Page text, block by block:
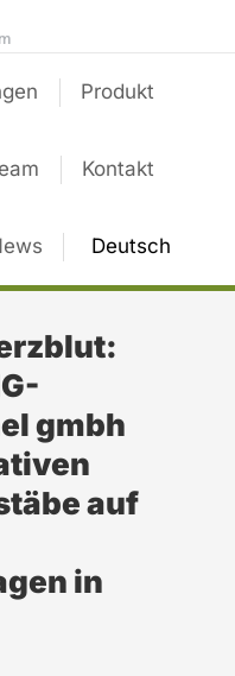
Produkt
Kontakt
Deutsch
gmbh
auf
in